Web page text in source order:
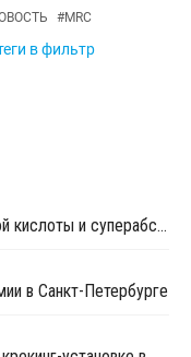
#MRC
в фильтр
Evonik продает производство акриловой кислоты и суперабсорбентов
в Санкт-Петербурге